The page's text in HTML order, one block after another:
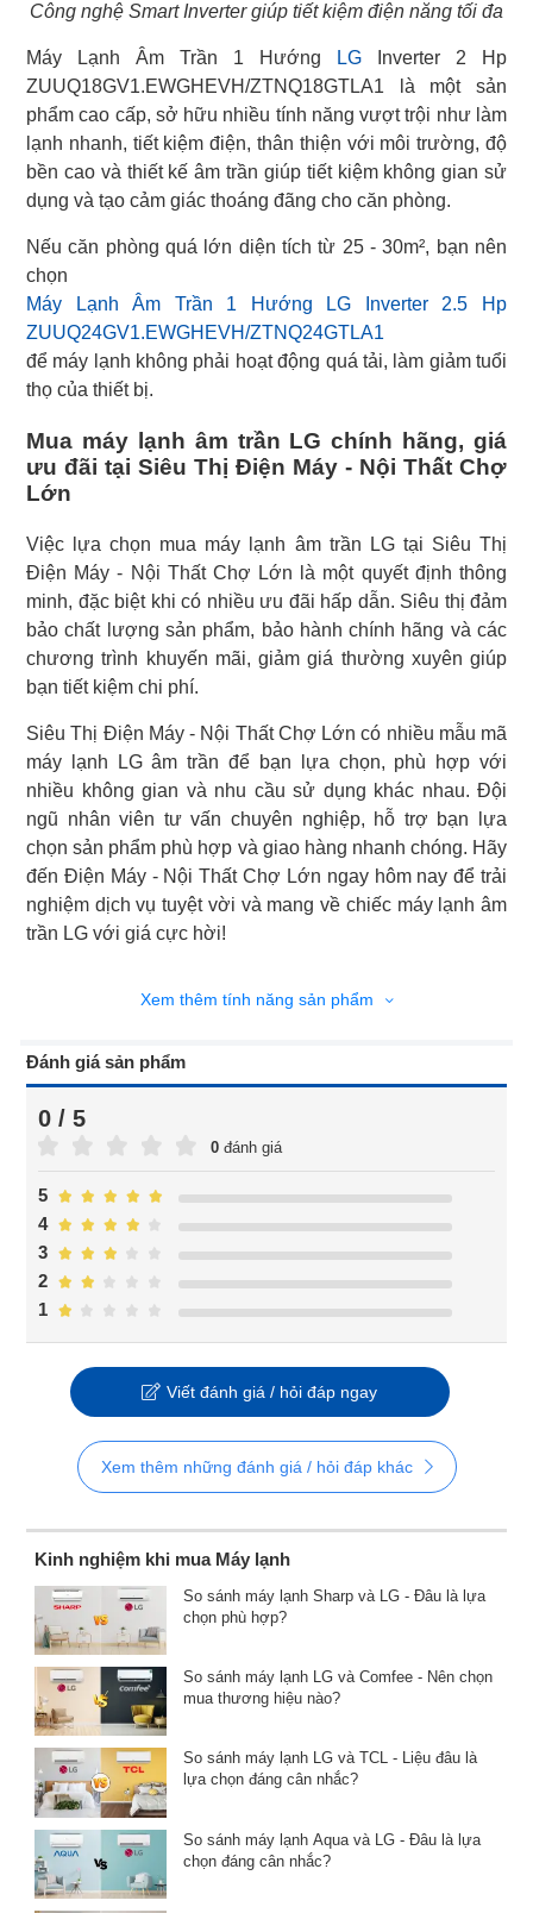
Công nghệ Smart Inverter giúp tiết kiệm điện năng tối đa
Máy Lạnh Âm Trần 1 Hướng LG Inverter 2 Hp
ZUUQ18GV1.EWGHEVH/ZTNQ18GTLA1 là một sản
phẩm cao cấp, sở hữu nhiều tính năng vượt trội như làm
lạnh nhanh, tiết kiệm điện, thân thiện với môi trường, độ
bền cao và thiết kế âm trần giúp tiết kiệm không gian sử
dụng và tạo cảm giác thoáng đãng cho căn phòng.
Nếu căn phòng quá lớn diện tích từ 25 - 30m², bạn nên
Máy Lạnh Âm Trần 1 Hướng LG Inverter 2.5 Hp
ZUUQ24GV1.EWGHEVH/ZTNQ24GTLA1
để máy lạnh không phải hoạt động quá tải, làm giảm tuổi
thọ của thiết bị.
Mua máy lạnh âm trần LG chính hãng, giá
ưu đãi tại Siêu Thị Điện Máy - Nội Thất Chợ
Lớn
Việc lựa chọn mua máy lạnh âm trần LG tại Siêu Thị
Điện Máy - Nội Thất Chợ Lớn là một quyết định thông
minh, đặc biệt khi có nhiều ưu đãi hấp dẫn. Siêu thị đảm
bảo chất lượng sản phẩm, bảo hành chính hãng và các
chương trình khuyến mãi, giảm giá thường xuyên giúp
bạn tiết kiệm chi phí.
Siêu Thị Điện Máy - Nội Thất Chợ Lớn có nhiều mẫu mã
máy lạnh LG âm trần để bạn lựa chọn, phù hợp với
nhiều không gian và nhu cầu sử dụng khác nhau. Đội
ngũ nhân viên tư vấn chuyên nghiệp, hỗ trợ bạn lựa
chọn sản phẩm phù hợp và giao hàng nhanh chóng. Hãy
đến Điện Máy - Nội Thất Chợ Lớn ngay hôm nay để trải
nghiệm dịch vụ tuyệt vời và mang về chiếc máy lạnh âm
trần LG với giá cực hời!
Xem thêm tính năng sản phẩm
Đánh giá sản phẩm
0 / 5
0 đánh giá
1
2
3
4
5
Viết đánh giá / hỏi đáp ngay
Xem thêm những đánh giá / hỏi đáp khác
Kinh nghiệm khi mua Máy lạnh
So sánh máy lạnh Sharp và LG - Đâu là lựa
chọn phù hợp?
So sánh máy lạnh LG và Comfee - Nên chọn
mua thương hiệu nào?
So sánh máy lạnh LG và TCL - Liệu đâu là
lựa chọn đáng cân nhắc?
So sánh máy lạnh Aqua và LG - Đâu là lựa
chọn đáng cân nhắc?